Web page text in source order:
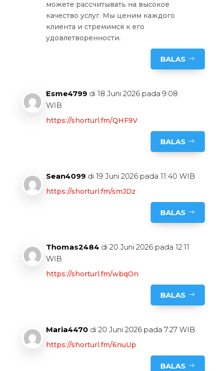
можете рассчитывать на высокое
качество услуг. Мы ценим каждого
клиента и стремимся к его
удовлетворенности.
BALAS
Esme4799 di 18 Juni 2026 pada 9:08
WIB
https://shorturl.fm/QHF9V
BALAS
Sean4099 di 19 Juni 2026 pada 11:40 WIB
https://shorturl.fm/smJDz
BALAS
Thomas2484 di 20 Juni 2026 pada 12:11
WIB
https://shorturl.fm/wbqOn
BALAS
Maria4470 di 20 Juni 2026 pada 7:27 WIB
https://shorturl.fm/6nuUp
BALAS